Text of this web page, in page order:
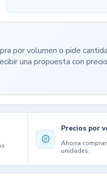
por volumen o pide
una propuesta con
Precios por
Ahorra
unidades.